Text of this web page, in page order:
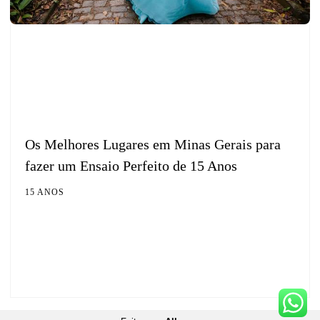
Os Melhores Lugares em Minas Gerais para
fazer um Ensaio Perfeito de 15 Anos
15 ANOS